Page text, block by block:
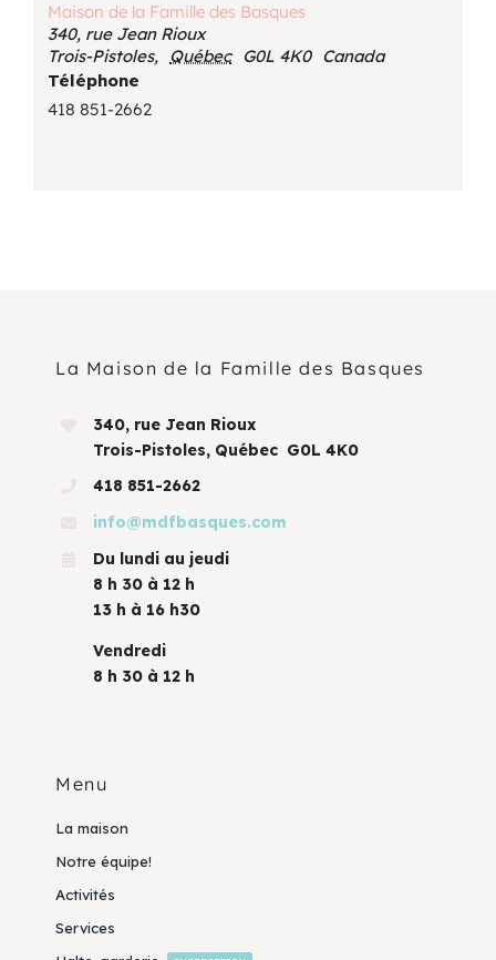
Maison de la Famille des Basques
340, rue Jean Rioux
Trois-Pistoles, Québec G0L 4K0 Canada
Téléphone
418 851-2662
La Maison de la Famille des Basques
340, rue Jean Rioux
Trois-Pistoles, Québec G0L 4K0
418 851-2662
info@mdfbasques.com
Du lundi au jeudi
8 h 30 à 12 h
13 h à 16 h30
Vendredi
8 h 30 à 12 h
Menu
La maison
Notre équipe!
Activités
Services